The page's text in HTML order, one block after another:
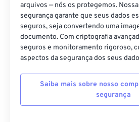
arquivos — nós os protegemos.
segurança garante que seus dados
seguros, seja convertendo uma
documento. Com criptografia
seguros e monitoramento rigoroso,
aspectos da segurança dos seus
Saiba mais sobre nosso
segurança